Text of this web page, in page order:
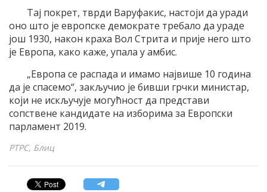
Тај покрет, тврди Варуфакис, настоји да уради
оно што је европске демократе требало да ураде
још 1930, након краха Вол Стрита и прије него што
је Европа, како каже, упала у амбис.
„Европа се распада и имамо највише 10 година
да је спасемо“, закључио је бивши грчки министар,
који не искључује могућност да представи
сопствене кандидате на изборима за Европски
парламент 2019.
РТРС, Блиц